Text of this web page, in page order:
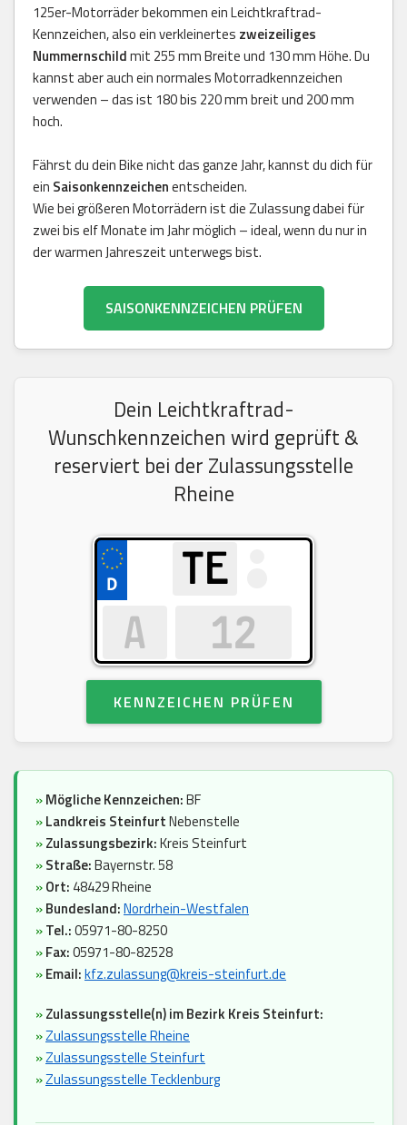
125er-Motorräder bekommen ein Leichtkraftrad-
Kennzeichen, also ein verkleinertes zweizeiliges
Nummernschildmit 255 mm Breite und 130 mm Höhe. Du
kannst aber auch ein normales Motorradkennzeichen
verwenden – das ist 180 bis 220 mm breit und 200 mm
hoch.
Fährst du dein Bike nicht das ganze Jahr, kannst du dich für
ein Saisonkennzeichenentscheiden.
Wie bei größeren Motorrädern ist die Zulassung dabei für
zwei bis elf Monate im Jahr möglich – ideal, wenn du nur in
der warmen Jahreszeit unterwegs bist.
SAISONKENNZEICHEN PRÜFEN
Dein Leichtkraftrad-
Wunschkennzeichen wird geprüft &
reserviert bei der Zulassungsstelle
Rheine
KENNZEICHEN PRÜFEN
»Mögliche Kennzeichen:BF
»Landkreis SteinfurtNebenstelle
»Zulassungsbezirk:Kreis Steinfurt
»Straße:Bayernstr. 58
»Ort: 48429 Rheine
»Bundesland:Nordrhein-Westfalen
»Tel.:05971-80-8250
»Fax:05971-80-82528
»Email:kfz.zulassung@kreis-steinfurt.de
»Zulassungsstelle(n) im Bezirk Kreis Steinfurt:
»Zulassungsstelle Rheine
»Zulassungsstelle Steinfurt
»Zulassungsstelle Tecklenburg